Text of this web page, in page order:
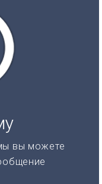
вы можете